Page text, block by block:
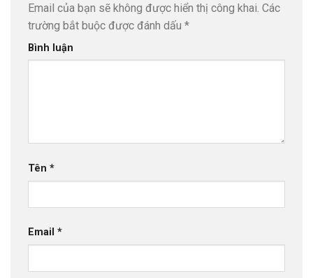
Email của bạn sẽ không được hiển thị công khai. Các
trường bắt buộc được đánh dấu *
Bình luận
Tên *
Email *